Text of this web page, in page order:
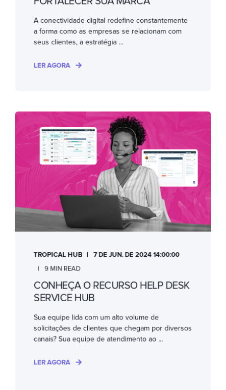
A conectividade digital redefine constantemente
a forma como as empresas se relacionam com
seus clientes, a estratégia ...
LER AGORA
TROPICAL HUB 7 DE JUN. DE 2024 14:00:00
9 MIN READ
CONHEÇA O RECURSO HELP DESK
SERVICE HUB
Sua equipe lida com um alto volume de
solicitações de clientes que chegam por diversos
canais? Sua equipe de atendimento ao ...
LER AGORA